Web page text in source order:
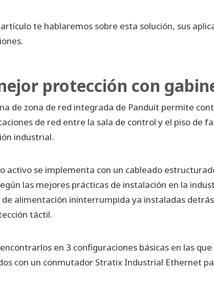
te hablaremos sobre esta solución, sus
protección con
de zona de red integrada de Panduit permite
de red entre la sala de control y el piso de
industrial.
activo se implementa con un cableado
las mejores prácticas de instalación en la
alimentación ininterrumpida ya instaladas
táctil.
en 3 configuraciones básicas en las
con un conmutador Stratix Industrial Ethernet